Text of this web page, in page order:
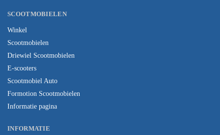
SCOOTMOBIELEN
Winkel
Scootmobielen
Driewiel Scootmobielen
E-scooters
Scootmobiel Auto
Formotion Scootmobielen
Informatie pagina
INFORMATIE